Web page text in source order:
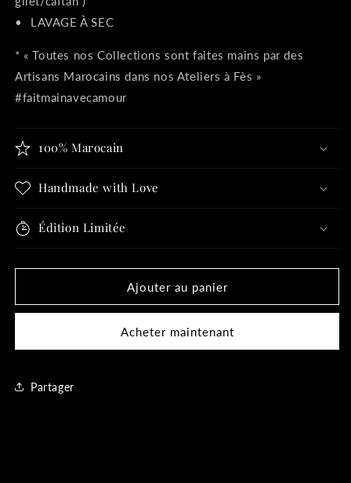
•⁠ ⁠LAVAGE À SEC
* « Toutes nos Collections sont faites mains par des
Artisans Marocains dans nos Ateliers à Fès »
#faitmainavecamour
100% Marocain
Handmade with Love
Édition Limitée
Ajouter au panier
Acheter maintenant
Partager